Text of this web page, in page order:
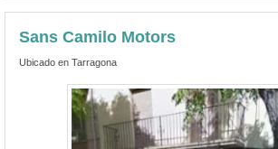
Sans Camilo Motors
Ubicado en Tarragona